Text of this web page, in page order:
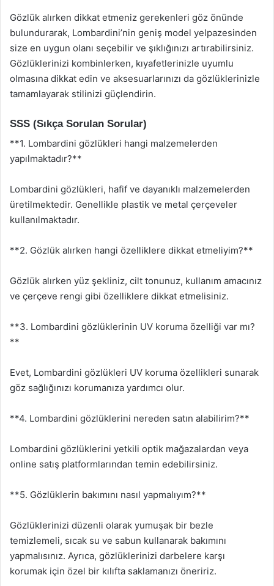
Gözlük alırken dikkat etmeniz gerekenleri göz önünde
bulundurarak, Lombardini’nin geniş model yelpazesinden
size en uygun olanı seçebilir ve şıklığınızı artırabilirsiniz.
Gözlüklerinizi kombinlerken, kıyafetlerinizle uyumlu
olmasına dikkat edin ve aksesuarlarınızı da gözlüklerinizle
tamamlayarak stilinizi güçlendirin.
SSS (Sıkça Sorulan Sorular)
**1. Lombardini gözlükleri hangi malzemelerden
yapılmaktadır?**
Lombardini gözlükleri, hafif ve dayanıklı malzemelerden
üretilmektedir. Genellikle plastik ve metal çerçeveler
kullanılmaktadır.
**2. Gözlük alırken hangi özelliklere dikkat etmeliyim?**
Gözlük alırken yüz şekliniz, cilt tonunuz, kullanım amacınız
ve çerçeve rengi gibi özelliklere dikkat etmelisiniz.
**3. Lombardini gözlüklerinin UV koruma özelliği var mı?
**
Evet, Lombardini gözlükleri UV koruma özellikleri sunarak
göz sağlığınızı korumanıza yardımcı olur.
**4. Lombardini gözlüklerini nereden satın alabilirim?**
Lombardini gözlüklerini yetkili optik mağazalardan veya
online satış platformlarından temin edebilirsiniz.
**5. Gözlüklerin bakımını nasıl yapmalıyım?**
Gözlüklerinizi düzenli olarak yumuşak bir bezle
temizlemeli, sıcak su ve sabun kullanarak bakımını
yapmalısınız. Ayrıca, gözlüklerinizi darbelere karşı
korumak için özel bir kılıfta saklamanızı öneririz.